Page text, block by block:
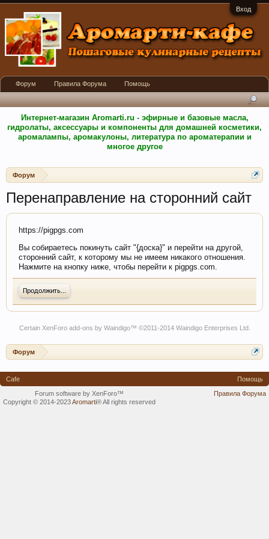
Вход
Интернет-магазин Aromarti.ru - эфирные и базовые масла,
гидролаты, аксессуары и компоненты для домашней косметики,
аромалампы, аромакулоны, литература по ароматерапии и
многое другое
Форум
Перенаправление на сторонний сайт
https://pigpgs.com
Вы собираетесь покинуть сайт "{доска}" и перейти на другой,
сторонний сайт, к которому мы не имеем никакого отношения.
Нажмите на кнопку ниже, чтобы перейти к pigpgs.com.
Продолжить...
Certain XenForo add-ons by Waindigo™ ©2011-2014 Waindigo Enterprises Ltd.
Форум
Форум Правила Форума Помощь
Cafe
Помощь
Правила Форума
Forum software by XenForo™
Copyright © 2014-2023Aromarti®All rights reserved